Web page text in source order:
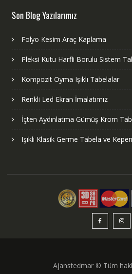
Son Blog Yazılarımız
Folyo Kesim Araç Kaplama
Pleksi Kutu Harfli Borulu Sistem
Kompozit Oyma Işıklı Tabelalar
Renkli Led Ekran İmalatımız
İçten Aydınlatma Gümüş Krom
Işıklı Klasik Germe Tabela ve
Ajanstedmar © Tüm